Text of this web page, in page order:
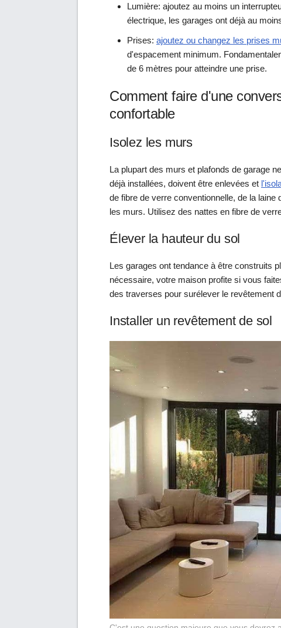
Lumière: ajoutez au moins un
électrique, les garages ont déjà au
Prises: ajoutez ou changez les prises
d'espacement minimum.
de 6 mètres pour atteindre une prise.
Comment faire d'une
confortable
Isolez les murs
La plupart des murs et plafonds de garage
déjà installées, doivent être enlevées et
de fibre de verre conventionnelle, de la
les murs. Utilisez des nattes en fibre de
Élever la hauteur du sol
Les garages ont tendance à être construits
nécessaire, votre maison profite si vous
des traverses pour surélever le revêtement
Installer un revêtement de sol